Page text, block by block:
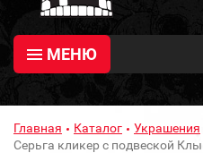
МЕНЮ
Главная Каталог Украшения
Серьга кликер с подвеской